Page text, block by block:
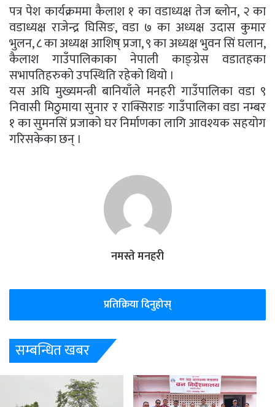
पत्र पेश कार्यक्रममा कैलाश १ का वडाध्यक्ष तेज ब्लाेन, २ का
वडाध्यक्ष राजेन्द्र घिसिङ, वडा ७ का अध्यक्ष उदास कुमार
भुलन, ८ का अध्यक्ष आशिष् प्रजा, ९ का अध्यक्ष भुवन सिं घलान,
कैलाश गाउँपालिकाका नेपाली काङ्ग्रेस वडातहका
सभापतिहरुकाे उपस्थिति रहेकाे थियो ।
यस अघि मुख्यमन्त्री बानियाँले मनहरी गाउँपालिका वडा ९
निवासी मिठुमाया सुनार र राक्सिराङ गाउँपालिका वडा नम्बर
१ का सुमनसिं प्रजाको घर निर्माणका लागि आवश्यक सहयोग
गरिसकेका छन् ।
नमस्ते मनहरी
प्रतिक्रिया दिनुहोस्
सम्बन्धित खबर